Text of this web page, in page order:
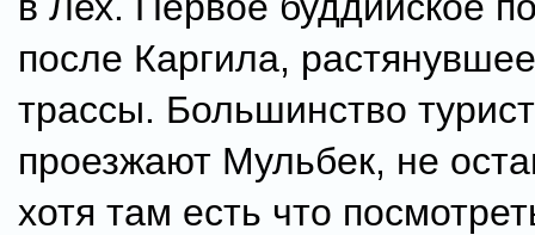
после Каргила,
трассы. Большинство
проезжают Мульбек, не
хотя там есть что